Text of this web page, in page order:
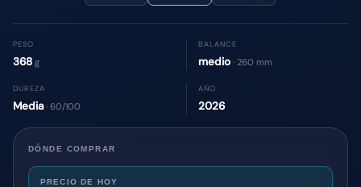
PESO
368 g
BALANCE
medio · 260 mm
DUREZA
Media· 60/100
AÑO
2026
DÓNDE COMPRAR
PRECIO DE HOY